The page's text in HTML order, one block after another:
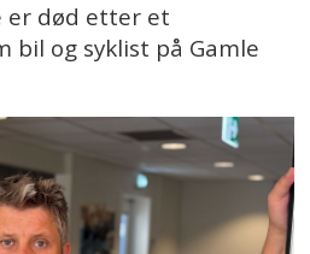
er død etter et
bil og syklist på Gamle